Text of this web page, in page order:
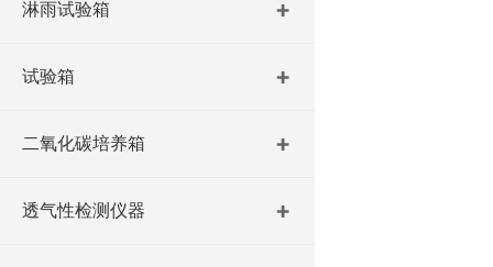
淋雨试验箱
试验箱
二氧化碳培养箱
透气性检测仪器